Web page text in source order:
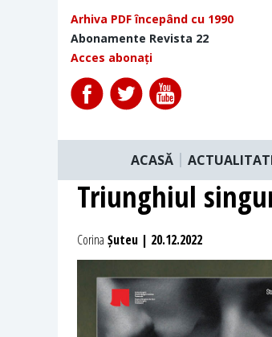
Arhiva PDF începând cu 1990
Abonamente Revista 22
Acces abonați
ACASĂ
Triunghiul
Corina Șuteu | 20.12.2022